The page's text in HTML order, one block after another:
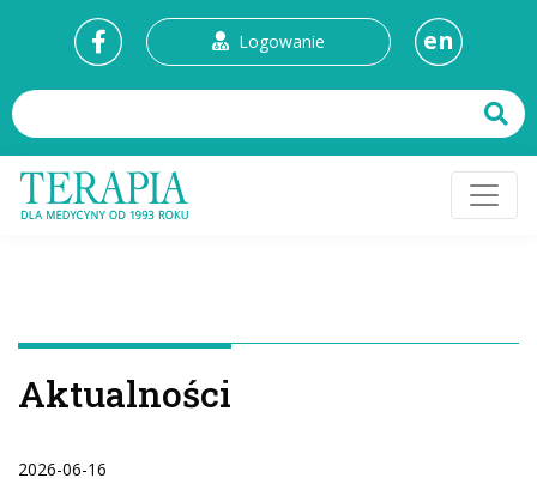
Logowanie en
Aktualności
2026-06-16